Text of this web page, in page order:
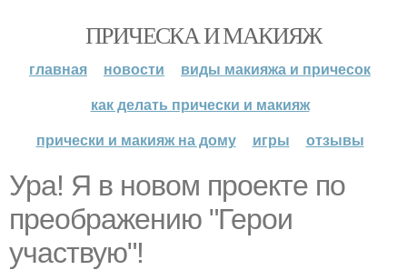
ПРИЧЕСКА И МАКИЯЖ
главная новости
виды макияжа и причесок
как делать прически и макияж
прически и макияж на дому
игры отзывы
Ура! Я в новом проекте по
преображению "Герои
участвую"!